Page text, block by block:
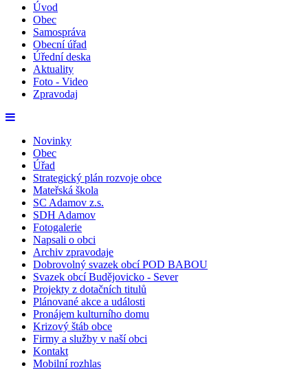
Úvod
Obec
Samospráva
Obecní úřad
Úřední deska
Aktuality
Foto - Video
Zpravodaj
Novinky
Obec
Úřad
Strategický plán rozvoje obce
Mateřská škola
SC Adamov z.s.
SDH Adamov
Fotogalerie
Napsali o obci
Archiv zpravodaje
Dobrovolný svazek obcí POD BABOU
Svazek obcí Budějovicko - Sever
Projekty z dotačních titulů
Plánované akce a události
Pronájem kulturního domu
Krizový štáb obce
Firmy a služby v naší obci
Kontakt
Mobilní rozhlas